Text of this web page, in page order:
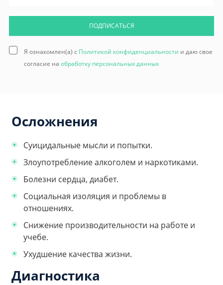
ПОДПИСАТЬСЯ
Я ознакомлен(а) с Политикой конфиденциальности и даю свое
согласие на обработку персональных данных
Осложнения
Суицидальные мысли и попытки.
Злоупотребление алкоголем и наркотиками.
Болезни сердца, диабет.
Социальная изоляция и проблемы в
отношениях.
Снижение производительности на работе и
учебе.
Ухудшение качества жизни.
Диагностика